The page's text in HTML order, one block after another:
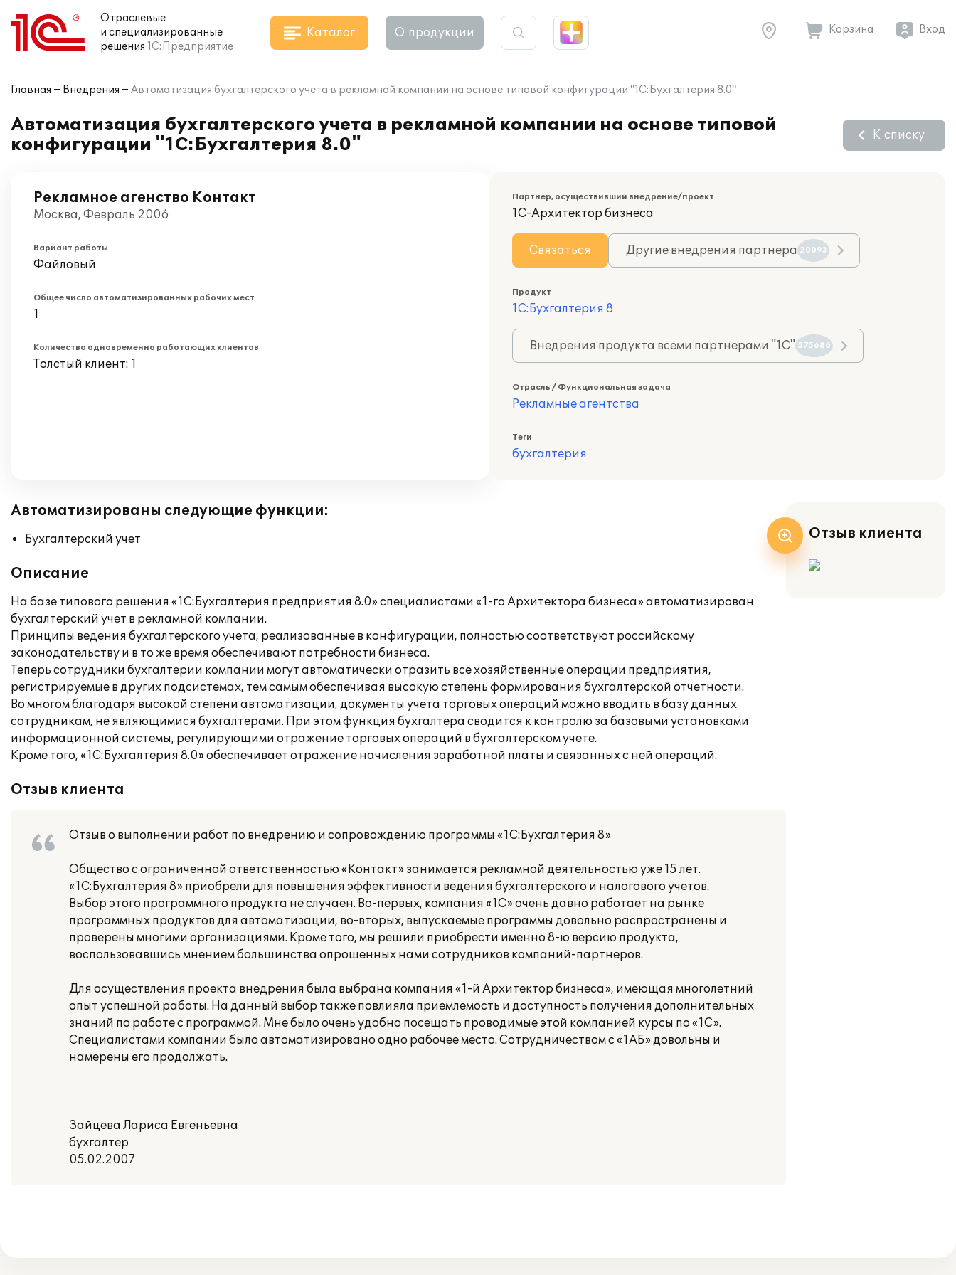
Отраслевые
и специализированные
решения 1С:Предприятие
Каталог О продукции Корзина Вход
Главная Внедрения Автоматизация бухгалтерского учета в рекламной компании на основе типовой конфигурации "1С:Бухгалтерия 8.0"
Автоматизация бухгалтерского учета в рекламной компании на основе типовой
конфигурации "1С:Бухгалтерия 8.0"
К списку
Рекламное агенство Контакт
Москва, Февраль 2006
Вариант работы
Файловый
Общее число автоматизированных рабочих мест
1
Количество одновременно работающих клиентов
Толстый клиент: 1
Партнер, осуществивший внедрение/проект
1С-Архитектор бизнеса
Связаться Другие внедрения партнера 20093
Продукт
1С:Бухгалтерия 8
Внедрения продукта всеми партнерами "1С" 575686
Отрасль / Функциональная задача
Рекламные агентства
Теги
бухгалтерия
Автоматизированы следующие функции:
Бухгалтерский учет
Описание
На базе типового решения «1С:Бухгалтерия предприятия 8.0» специалистами «1-го Архитектора бизнеса» автоматизирован
бухгалтерский учет в рекламной компании.
Принципы ведения бухгалтерского учета, реализованные в конфигурации, полностью соответствуют российскому
законодательству и в то же время обеспечивают потребности бизнеса.
Теперь сотрудники бухгалтерии компании могут автоматически отразить все хозяйственные операции предприятия,
регистрируемые в других подсистемах, тем самым обеспечивая высокую степень формирования бухгалтерской отчетности.
Во многом благодаря высокой степени автоматизации, документы учета торговых операций можно вводить в базу данных
сотрудникам, не являющимися бухгалтерами. При этом функция бухгалтера сводится к контролю за базовыми установками
информационной системы, регулирующими отражение торговых операций в бухгалтерском учете.
Кроме того, «1С:Бухгалтерия 8.0» обеспечивает отражение начисления заработной платы и связанных с ней операций.
Отзыв клиента
Отзыв о выполнении работ по внедрению и сопровождению программы «1С:Бухгалтерия 8»
Общество с ограниченной ответственностью «Контакт» занимается рекламной деятельностью уже 15 лет.
«1С:Бухгалтерия 8» приобрели для повышения эффективности ведения бухгалтерского и налогового учетов.
Выбор этого программного продукта не случаен. Во-первых, компания «1С» очень давно работает на рынке
программных продуктов для автоматизации, во-вторых, выпускаемые программы довольно распространены и
проверены многими организациями. Кроме того, мы решили приобрести именно 8-ю версию продукта,
воспользовавшись мнением большинства опрошенных нами сотрудников компаний-партнеров.
Для осуществления проекта внедрения была выбрана компания «1-й Архитектор бизнеса», имеющая многолетний
опыт успешной работы. На данный выбор также повлияла приемлемость и доступность получения дополнительных
знаний по работе с программой. Мне было очень удобно посещать проводимые этой компанией курсы по «1С».
Специалистами компании было автоматизировано одно рабочее место. Сотрудничеством с «1АБ» довольны и
намерены его продолжать.
Зайцева Лариса Евгеньевна
бухгалтер
05.02.2007
Отзыв клиента